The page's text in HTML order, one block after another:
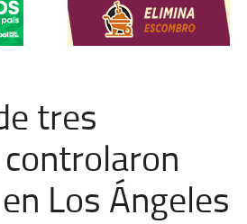
tres
Los Ángeles